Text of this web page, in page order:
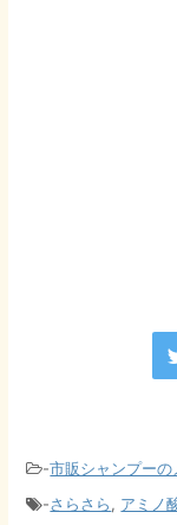
-市販シャンプーの
-さらさら, アミノ